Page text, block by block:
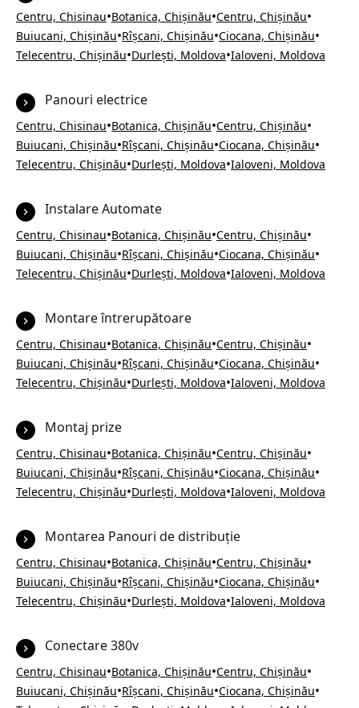
Centru, Chisinau•Botanica, Chișinău•Centru, Chișinău•
Buiucani, Chișinău•Rîșcani, Chișinău•Ciocana, Chișinău•
Telecentru, Chișinău•Durlești, Moldova•Ialoveni, Moldova
Panouri electrice
Centru, Chisinau•Botanica, Chișinău•Centru, Chișinău•
Buiucani, Chișinău•Rîșcani, Chișinău•Ciocana, Chișinău•
Telecentru, Chișinău•Durlești, Moldova•Ialoveni, Moldova
Instalare Automate
Centru, Chisinau•Botanica, Chișinău•Centru, Chișinău•
Buiucani, Chișinău•Rîșcani, Chișinău•Ciocana, Chișinău•
Telecentru, Chișinău•Durlești, Moldova•Ialoveni, Moldova
Montare întrerupătoare
Centru, Chisinau•Botanica, Chișinău•Centru, Chișinău•
Buiucani, Chișinău•Rîșcani, Chișinău•Ciocana, Chișinău•
Telecentru, Chișinău•Durlești, Moldova•Ialoveni, Moldova
Montaj prize
Centru, Chisinau•Botanica, Chișinău•Centru, Chișinău•
Buiucani, Chișinău•Rîșcani, Chișinău•Ciocana, Chișinău•
Telecentru, Chișinău•Durlești, Moldova•Ialoveni, Moldova
Montarea Panouri de distribuție
Centru, Chisinau•Botanica, Chișinău•Centru, Chișinău•
Buiucani, Chișinău•Rîșcani, Chișinău•Ciocana, Chișinău•
Telecentru, Chișinău•Durlești, Moldova•Ialoveni, Moldova
Conectare 380v
Centru, Chisinau•Botanica, Chișinău•Centru, Chișinău•
Buiucani, Chișinău•Rîșcani, Chișinău•Ciocana, Chișinău•